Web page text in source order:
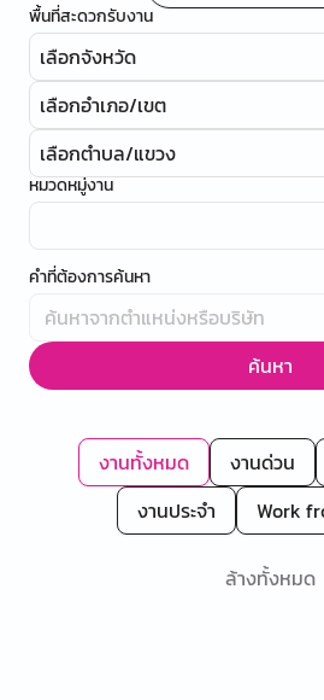
พื้นที่สะดวกรับงาน
เลือกจังหวัด
เลือกอำเภอ/เขต
เลือกตำบล/แขวง
หมวดหมู่งาน
คำที่ต้องการค้นหา
ค้นหา
งานทั้งหมด งานด่วน
งานประจำ
Work
ล้างทั้งหมด